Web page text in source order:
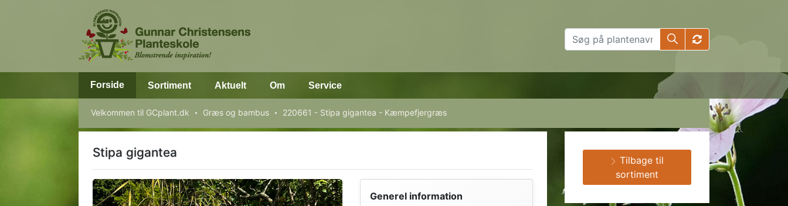
Forside Sortiment Aktuelt Om Service
Velkommen til GCplant.dk Græs og bambus 220661 - Stipa gigantea - Kæmpefjergræs
Stipa gigantea
Generel information
Tilbage til
sortiment